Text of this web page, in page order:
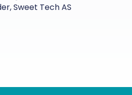
Sweet Tech AS